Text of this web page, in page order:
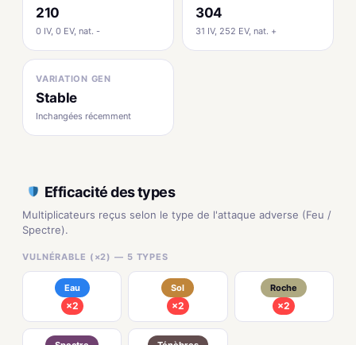
210
0 IV, 0 EV, nat. -
304
31 IV, 252 EV, nat. +
VARIATION GEN
Stable
Inchangées récemment
Efficacité des types
Multiplicateurs reçus selon le type de l'attaque adverse (Feu /
Spectre).
VULNÉRABLE (×2) — 5 TYPES
Eau
×2
Sol
×2
Roche
×2